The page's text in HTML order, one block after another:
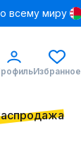
всему миру
Избранное